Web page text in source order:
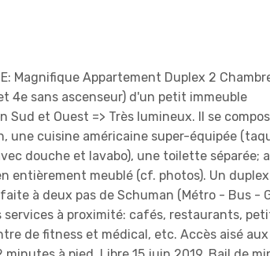
Magnifique Appartement Duplex 2
4e sans ascenseur) d'un petit immeuble
et Ouest => Très lumineux. Il se
une cuisine américaine super-équipée
douche et lavabo), une toilette séparée;
entièrement meublé (cf. photos). Un duplex
à deux pas de Schuman (Métro - Bus -
à proximité: cafés, restaurants,
de fitness et médical, etc. Accès aisé aux